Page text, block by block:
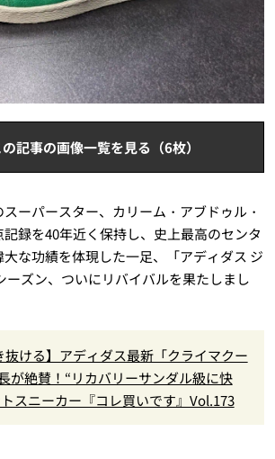
の記事の画像一覧を見る（6枚）
ーパースター、カリーム・アブドゥル・
録を40年近く保持し、史上最高のセンタ
な功績を体現した一足、「アディダス ジ
ーズン、ついにリバイバルを果たしまし
抜ける】アディダス最新「クライマクー
が絶賛！“リカバリーサンダル級に快
スニーカー『コレ買いです』Vol.173